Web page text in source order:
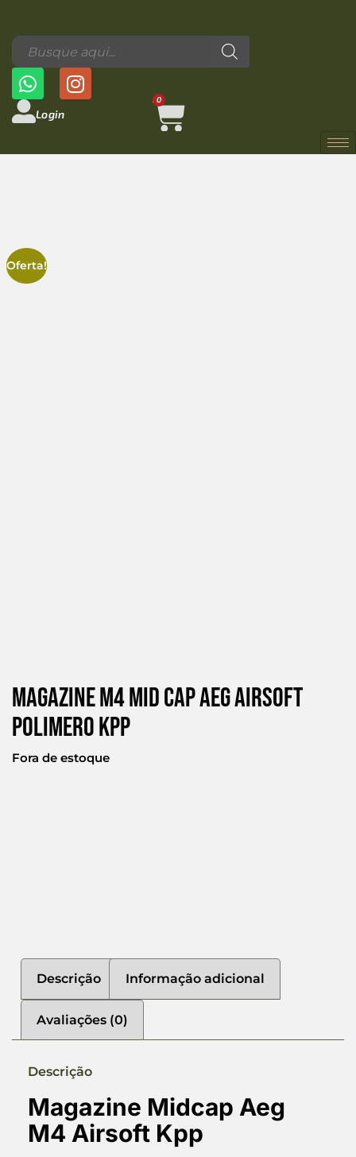
Login
0
Oferta!
Magazine M4 Mid Cap Aeg Airsoft
Polimero Kpp
Fora de estoque
Descrição Informação adicional
Avaliações (0)
Descrição
Magazine Midcap Aeg
M4 Airsoft Kpp